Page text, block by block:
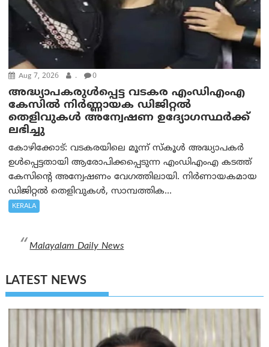
Aug 7, 2026 . 0
അദ്ധ്യാപകരുള്‍പ്പെട്ട വടകര എംഡി‌എം‌എ
കേസില്‍ നിര്‍ണ്ണായക ഡിജിറ്റല്‍
തെളിവുകള്‍ അന്വേഷണ ഉദ്യോഗസ്ഥര്‍ക്ക്
ലഭിച്ചു
കോഴിക്കോട്: വടകരയിലെ മൂന്ന് സ്കൂൾ അദ്ധ്യാപകർ
ഉൾപ്പെട്ടതായി ആരോപിക്കപ്പെടുന്ന എംഡിഎംഎ കടത്ത്
കേസിന്റെ അന്വേഷണം വേഗത്തിലായി. നിർണായകമായ
ഡിജിറ്റൽ തെളിവുകൾ, സാമ്പത്തിക...
KERALA
Malayalam Daily News
LATEST NEWS